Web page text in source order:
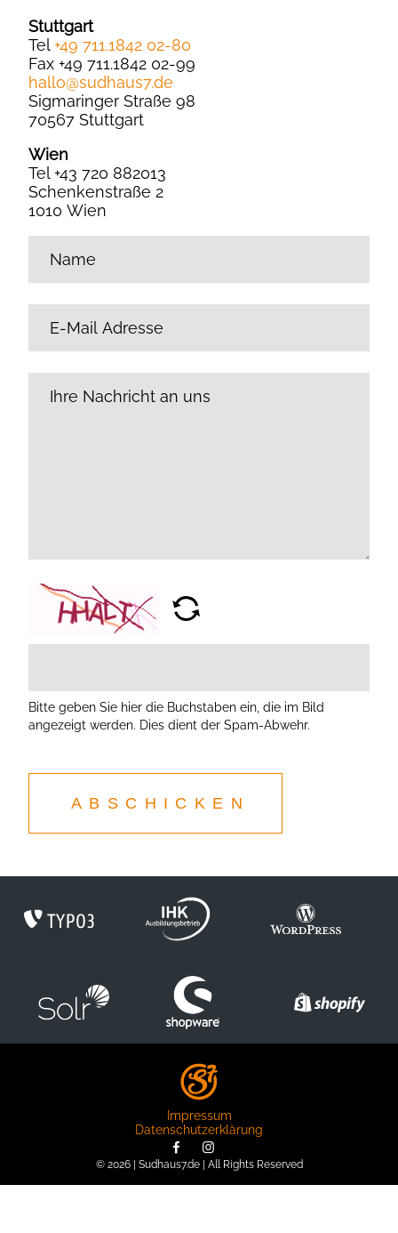
Stuttgart
Tel +49 711.1842 02-80
Fax +49 711.1842 02-99
hallo@sudhaus7.de
Sigmaringer Straße 98
70567 Stuttgart
Wien
Tel +43 720 882013
Schenkenstraße 2
1010 Wien
Bitte geben Sie hier die Buchstaben ein, die im Bild
angezeigt werden. Dies dient der Spam-Abwehr.
ABSCHICKEN
© 2026 | Sudhaus7.de | All Rights Reserved
Impressum
Datenschutzerklärung